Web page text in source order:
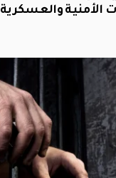
الأمنية والعسكرية